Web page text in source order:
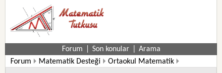
Forum Son konular
Arama
Forum
Matematik Desteği
Ortaokul Matematik